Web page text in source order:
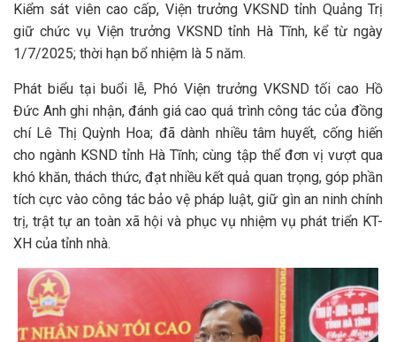
Kiểm sát viên cao cấp, Viện trưởng VKSND tỉnh Quảng Trị
giữ chức vụ Viện trưởng VKSND tỉnh Hà Tĩnh, kể từ ngày
1/7/2025; thời hạn bổ nhiệm là 5 năm.
Phát biểu tại buổi lễ, Phó Viện trưởng VKSND tối cao Hồ
Đức Anh ghi nhận, đánh giá cao quá trình công tác của đồng
chí Lê Thị Quỳnh Hoa; đã dành nhiều tâm huyết, cống hiến
cho ngành KSND tỉnh Hà Tĩnh; cùng tập thể đơn vị vượt qua
khó khăn, thách thức, đạt nhiều kết quả quan trọng, góp phần
tích cực vào công tác bảo vệ pháp luật, giữ gìn an ninh chính
trị, trật tự an toàn xã hội và phục vụ nhiệm vụ phát triển KT-
XH của tỉnh nhà.